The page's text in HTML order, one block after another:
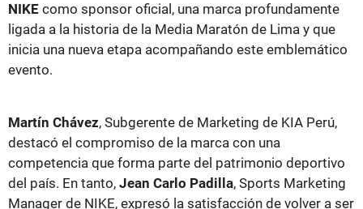
NIKE como sponsor oficial, una marca profundamente
ligada a la historia de la Media Maratón de Lima y que
inicia una nueva etapa acompañando este emblemático
evento.
Martín Chávez, Subgerente de Marketing de KIA Perú,
destacó el compromiso de la marca con una
competencia que forma parte del patrimonio deportivo
del país. En tanto, Jean Carlo Padilla, Sports Marketing
Manager de NIKE, expresó la satisfacción de volver a ser